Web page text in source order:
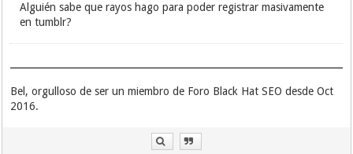
Alguién sabe que rayos hago para poder registrar masivamente
en tumblr?
Bel, orgulloso de ser un miembro de Foro Black Hat SEO desde Oct
2016.